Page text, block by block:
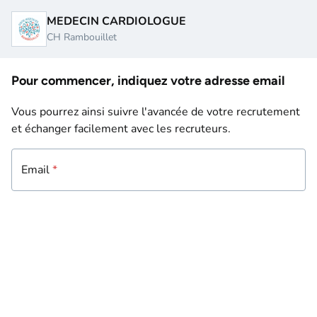
MEDECIN CARDIOLOGUE
CH Rambouillet
Pour commencer, indiquez votre adresse email
Vous pourrez ainsi suivre l'avancée de votre recrutement
et échanger facilement avec les recruteurs.
Email*